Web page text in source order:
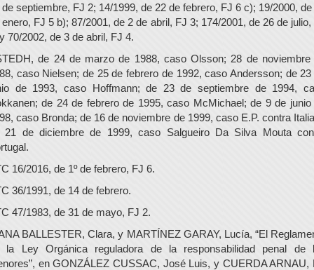
de septiembre, FJ 2; 14/1999, de 22 de febrero, FJ 6 c); 19/2000, de
enero, FJ 5 b); 87/2001, de 2 de abril, FJ 3; 174/2001, de 26 de julio,
70/2002, de 3 de abril, FJ 4.
de 24 de marzo de 1988, caso Olsson; 28 de noviembre
caso Nielsen; de 25 de febrero de 1992, caso Andersson; de 23
de 1993, caso Hoffmann; de 23 de septiembre de 1994,
de 24 de febrero de 1995, caso McMichael; de 9 de junio
caso Bronda; de 16 de noviembre de 1999, caso E.P. contra
21 de diciembre de 1999, caso Salgueiro Da Silva Mouta
16/2016, de 1º de febrero, FJ 6.
36/1991, de 14 de febrero.
47/1983, de 31 de mayo, FJ 2.
BALLESTER, Clara, y MARTÍNEZ GARAY, Lucía, “El
la Ley Orgánica reguladora de la responsabilidad penal de
en GONZÁLEZ CUSSAC, José Luis, y CUERDA ARNAU,